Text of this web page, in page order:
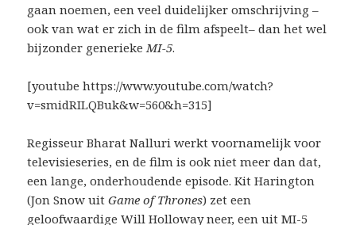
gaan noemen, een veel duidelijker omschrijving –
ook van wat er zich in de film afspeelt– dan het wel
bijzonder generieke MI-5.
[youtube https://www.youtube.com/watch?
v=smidRILQBuk&w=560&h=315]
Regisseur Bharat Nalluri werkt voornamelijk voor
televisieseries, en de film is ook niet meer dan dat,
een lange, onderhoudende episode. Kit Harington
(Jon Snow uitGame of Thrones) zet een
geloofwaardige Will Holloway neer, een uit MI-5